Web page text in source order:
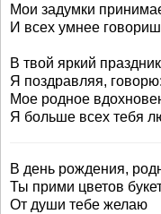
Мои задумки
И всех умнее
В твой яркий
Я поздравляя, говорю:
Мое родное
Я больше всех тебя
В день рождения,
Ты прими цветов
От души тебе желаю